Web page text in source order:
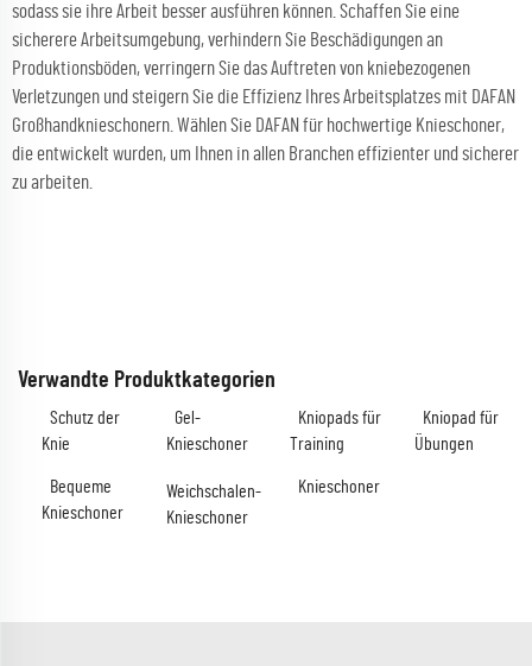
sodass sie ihre Arbeit besser ausführen können. Schaffen Sie eine
sicherere Arbeitsumgebung, verhindern Sie Beschädigungen an
Produktionsböden, verringern Sie das Auftreten von kniebezogenen
Verletzungen und steigern Sie die Effizienz Ihres Arbeitsplatzes mit DAFAN
Großhandknieschonern. Wählen Sie DAFAN für hochwertige Knieschoner,
die entwickelt wurden, um Ihnen in allen Branchen effizienter und sicherer
zu arbeiten.
Verwandte Produktkategorien
Schutz der
Knie
Gel-
Knieschoner
Kniopads für
Training
Kniopad für
Übungen
Bequeme
Knieschoner
Weichschalen-
Knieschoner
Knieschoner